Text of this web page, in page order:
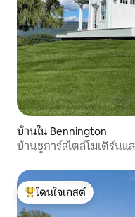
บ้านใน Bennington
บ้านชูการ์สไตล์โมเดิร์น
โดนใจเกสต์ที่สุด
โดนใจเกสต์